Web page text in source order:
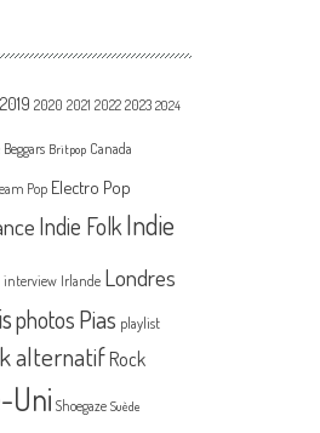
2019 2020 2021 2022 2023 2024
Beggars Britpop Canada
Pop Electro Pop
Indie FolkIndie
interview Irlande Londres
photos Pias playlist
alternatif Rock
Uni Shoegaze Suède